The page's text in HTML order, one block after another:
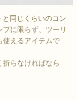
同じくらいのコン
に限らず、ツーリ
使えるアイテムで
らなければなら